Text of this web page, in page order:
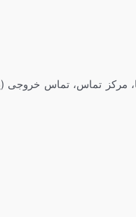
تماس، تماس خروجی